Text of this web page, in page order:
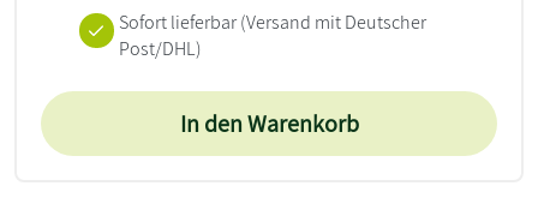
Sofort lieferbar(Versand mit Deutscher
Post/DHL)
In den Warenkorb